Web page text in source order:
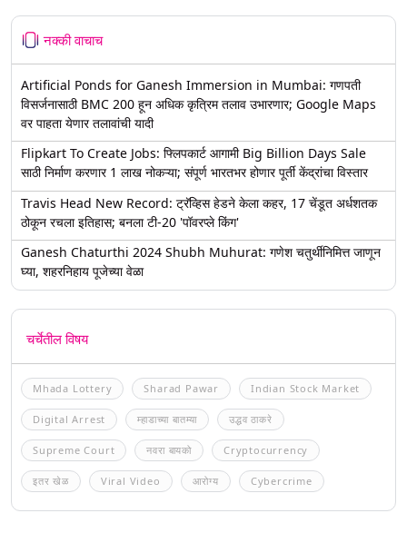
नक्की वाचाच
Artificial Ponds for Ganesh Immersion in Mumbai: गणपती
विसर्जनासाठी BMC 200 हून अधिक कृत्रिम तलाव उभारणार; Google Maps
वर पाहता येणार तलावांची यादी
Flipkart To Create Jobs: फ्लिपकार्ट आगामी Big Billion Days Sale
साठी निर्माण करणार 1 लाख नोकऱ्या; संपूर्ण भारतभर होणार पूर्ती केंद्रांचा विस्तार
Travis Head New Record: ट्रॅव्हिस हेडने केला कहर, 17 चेंडूत अर्धशतक
ठोकून रचला इतिहास; बनला टी-20 'पॉवरप्ले किंग'
Ganesh Chaturthi 2024 Shubh Muhurat: गणेश चतुर्थीनिमित्त जाणून
घ्या, शहरनिहाय पूजेच्या वेळा
चर्चेतील विषय
Mhada Lottery Sharad Pawar Indian Stock Market
Digital Arrest म्हाडाच्या बातम्या उद्धव ठाकरे
Supreme Court नवरा बायको Cryptocurrency
इतर खेळ Viral Video आरोग्य Cybercrime